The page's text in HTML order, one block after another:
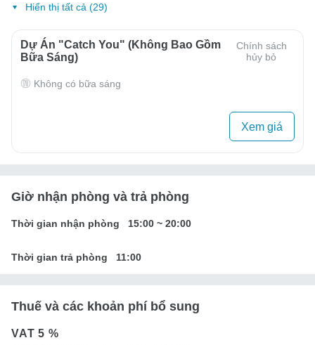
Hiển thị tất cả (29)
Dự Án "Catch You" (Không Bao Gồm
Bữa Sáng)
Chính sách
hủy bỏ
Không có bữa sáng
Xem giá
Giờ nhận phòng và trả phòng
Thời gian nhận phòng 15:00 ~ 20:00
Thời gian trả phòng 11:00
Thuế và các khoản phí bổ sung
VAT5 %